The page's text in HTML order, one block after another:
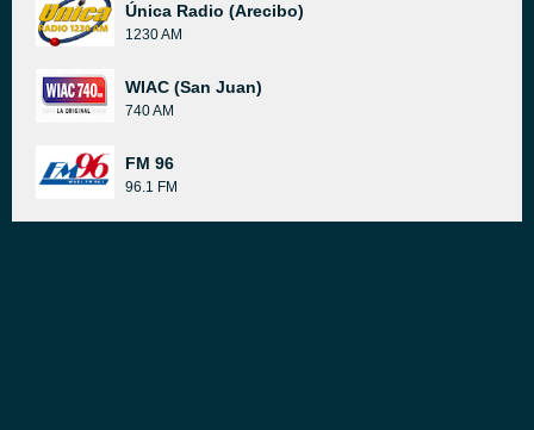
Única Radio (Arecibo)
1230 AM
WIAC (San Juan)
740 AM
FM 96
96.1 FM